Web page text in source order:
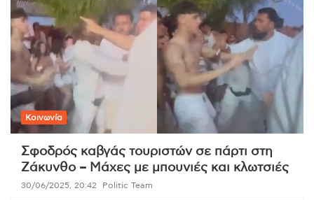
Κοινωνία
Σφοδρός καβγάς τουριστών σε πάρτι στη
Ζάκυνθο – Μάχες με μπουνιές και κλωτσιές
30/06/2025, 20:42 Politic Team